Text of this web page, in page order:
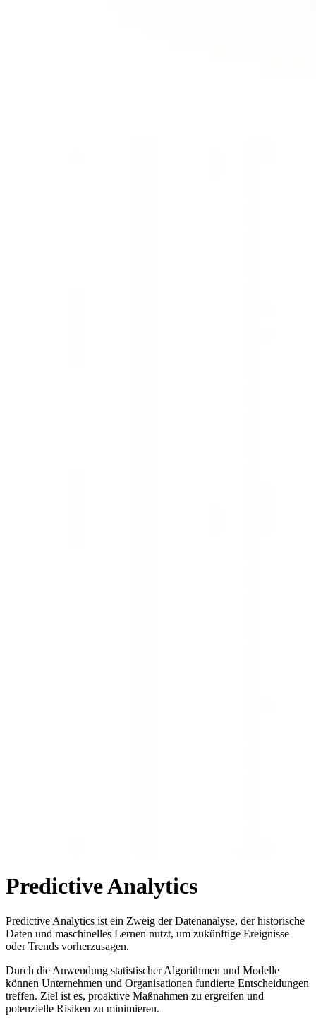
Predictive Analytics
Predictive Analytics ist ein Zweig der Datenanalyse, der historische
Daten und maschinelles Lernen nutzt, um zukünftige Ereignisse
oder Trends vorherzusagen.
Durch die Anwendung statistischer Algorithmen und Modelle
können Unternehmen und Organisationen fundierte Entscheidungen
treffen. Ziel ist es, proaktive Maßnahmen zu ergreifen und
potenzielle Risiken zu minimieren.